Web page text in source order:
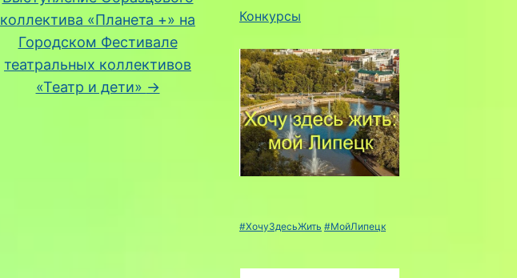
коллектива «Планета +» на
Городском Фестивале
театральных коллективов
«Театр и дети» →
Конкурсы
#ХочуЗдесьЖить #МойЛипецк